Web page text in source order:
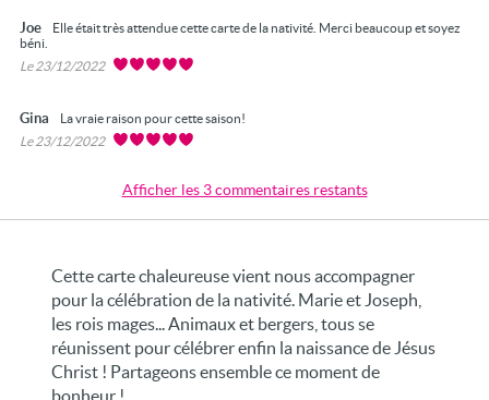
Joe
Elle était très attendue cette carte de la nativité. Merci beaucoup et soyez
béni.
Le 23/12/2022
Gina
La vraie raison pour cette saison!
Le 23/12/2022
Afficher les 3 commentaires restants
Cette carte chaleureuse vient nous accompagner
pour la célébration de la nativité. Marie et Joseph,
les rois mages... Animaux et bergers, tous se
réunissent pour célébrer enfin la naissance de Jésus
Christ ! Partageons ensemble ce moment de
bonheur !